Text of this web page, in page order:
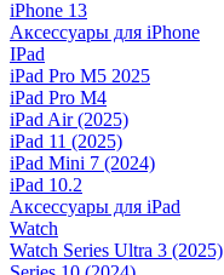
iPhone 13
Аксессуары для iPhone
IPad
iPad Pro M5 2025
iPad Pro M4
iPad Air (2025)
iPad 11 (2025)
iPad Mini 7 (2024)
iPad 10.2
Аксессуары для iPad
Watch
Watch Series Ultra 3 (2025)